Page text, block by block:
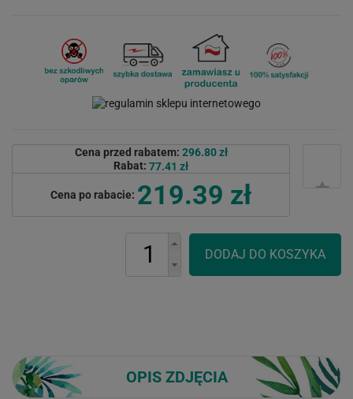
Cena przed rabatem: 296.80 zł
Rabat: 77.41 zł
Cena po rabacie: 219.39 zł
OPIS ZDJĘCIA